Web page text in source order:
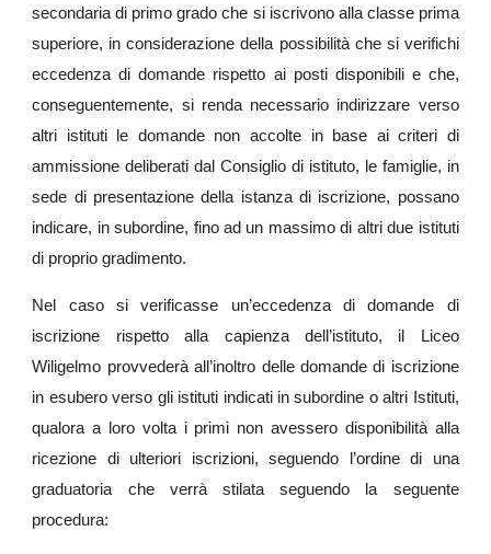
secondaria di primo grado che si iscrivono alla classe prima
superiore, in considerazione della possibilità che si verifichi
eccedenza di domande rispetto ai posti disponibili e che,
conseguentemente, si renda necessario indirizzare verso
altri istituti le domande non accolte in base ai criteri di
ammissione deliberati dal Consiglio di istituto, le famiglie, in
sede di presentazione della istanza di iscrizione, possano
indicare, in subordine, fino ad un massimo di altri due istituti
di proprio gradimento.
Nel caso si verificasse un’eccedenza di domande di
iscrizione rispetto alla capienza dell’istituto, il Liceo
Wiligelmo provvederà all’inoltro delle domande di iscrizione
in esubero verso gli istituti indicati in subordine o altri Istituti,
qualora a loro volta i primi non avessero disponibilità alla
ricezione di ulteriori iscrizioni, seguendo l’ordine di una
graduatoria che verrà stilata seguendo la seguente
procedura: